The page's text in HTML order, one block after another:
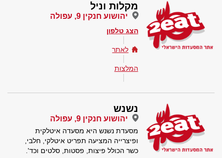
מקלות וניל
יהושוע חנקין 9, עפולה
הצג טלפון
לאתר
המלצות
נשנש
יהושוע חנקין 9, עפולה
מסעדת נשנש היא מסעדה איטלקית
ופיצרייה המציעה תפריט איטלקי, חלבי,
כשר הכולל פיצות, פסטות, סלטים וכד'.